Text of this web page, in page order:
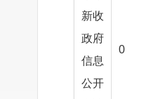
新收
政府
信息
公开
0